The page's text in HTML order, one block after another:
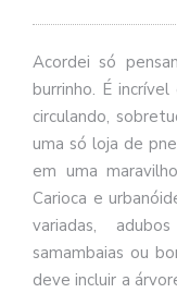
Acordei só
burrinho. É
circulando,
uma só loja de
em uma
Carioca e
variadas,
samambaias ou
deve incluir a